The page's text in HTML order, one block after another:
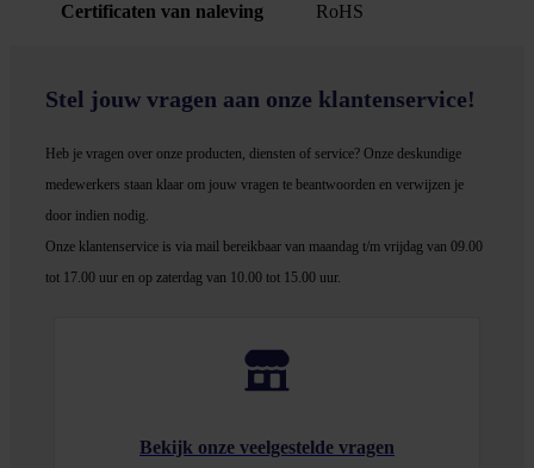
Certificaten van naleving RoHS
Stel jouw vragen aan onze klantenservice!
Heb je vragen over onze producten, diensten of service? Onze deskundige
medewerkers staan klaar om jouw vragen te beantwoorden en verwijzen je
door indien nodig.
Onze klantenservice is via mail bereikbaar van maandag t/m vrijdag van 09.00
tot 17.00 uur en op zaterdag van 10.00 tot 15.00 uur.
Bekijk onze veelgestelde vragen